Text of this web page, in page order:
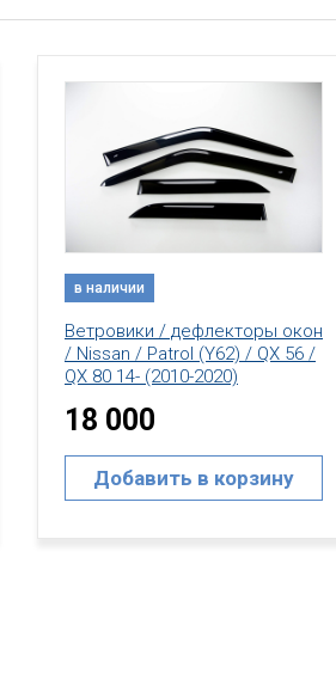
в наличии
Дефлектор капота /
Y62 (2010-2020)
15 000